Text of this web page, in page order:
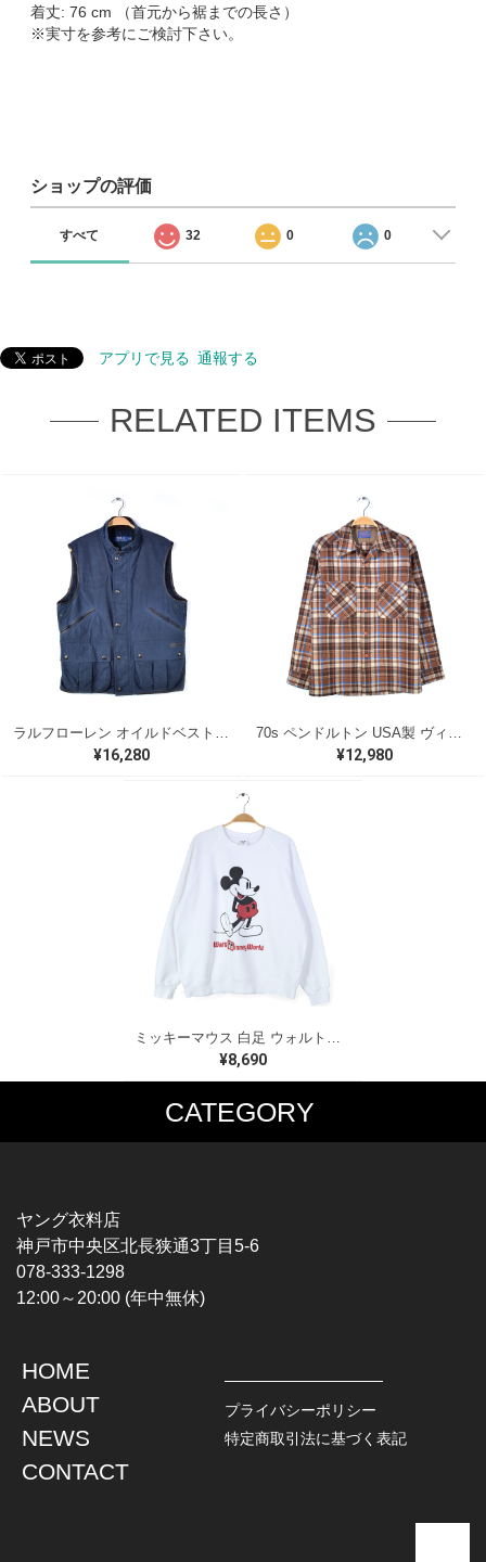
着丈: 76 cm （首元から裾までの長さ）
※実寸を参考にご検討下さい。
ショップの評価
すべて 32 0 0
アプリで見る 通報する
RELATED ITEMS
¥16,280 ¥12,980
ミッキーマウス 白足 ウォルトディズニーオフィシャル スウェット ホワイト WALT DISNEY WORLD ウォルトディズニーオフィシャル サイズXL相当 古着 CF0995
¥8,690
CATEGORY
MUSIC TEE
HARDCORE / PUNK
PROGLESSIVE ROCK
POPS
SOUL / R&B
T-SHIRTS
CHAMPION
TOPS
L / S SHIRT
S / S SHIRT
HAWAIIAN SHIRT
JACKET
DENIM
LEATHER
ヤング衣料店
神戸市中央区北長狭通3丁目5-6
078-333-1298
12:00～20:00 (年中無休)
HOME
ABOUT
NEWS
CONTACT
プライバシーポリシー
特定商取引法に基づく表記